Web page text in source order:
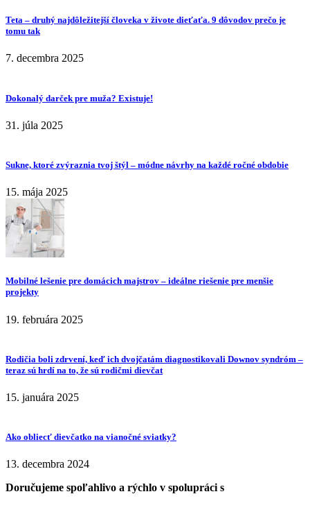
Teta – druhý najdôležitejší človeka v živote dieťaťa. 9 dôvodov prečo je
tomu tak
7. decembra 2025
Dokonalý darček pre muža? Existuje!
31. júla 2025
Sukne, ktoré zvýraznia tvoj štýl – módne návrhy na každé ročné obdobie
15. mája 2025
Mobilné lešenie pre domácich majstrov – ideálne riešenie pre menšie
projekty
19. februára 2025
Rodičia boli zdrvení, keď ich dvojčatám diagnostikovali Downov syndróm –
teraz sú hrdí na to, že sú rodičmi dievčat
15. januára 2025
Ako obliecť dievčatko na vianočné sviatky?
13. decembra 2024
Doručujeme spoľahlivo a rýchlo v spolupráci s